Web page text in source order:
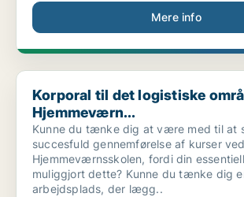
Mere info
Korporal til det logistiske området ved
Korporal til det logistiske
Hjemmeværn...
Kunne du tænke dig at være med til at
succesfuld gennemførelse af kurser ved
Hjemmeværnsskolen, fordi din
muliggjort dette? Kunne du tænke dig
arbejdsplads, der lægg..